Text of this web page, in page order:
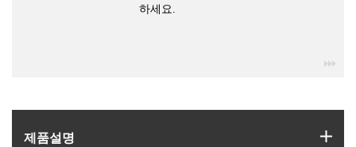
제품­설명
하세요.